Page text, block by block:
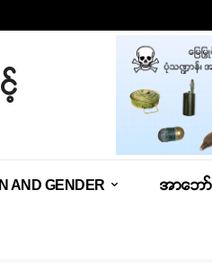
AND GENDER အာဘော်